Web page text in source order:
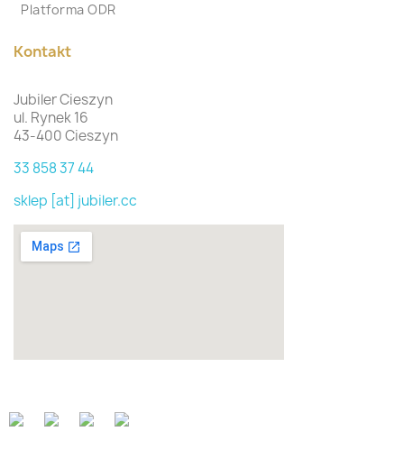
Platforma ODR
Kontakt
Jubiler Cieszyn
ul. Rynek 16
43-400 Cieszyn
33 858 37 44
sklep [at] jubiler.cc